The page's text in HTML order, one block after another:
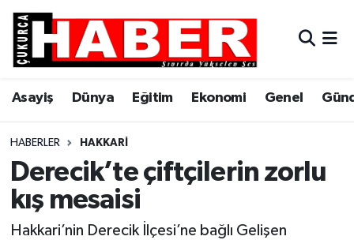
Asayiş Dünya Eğitim Ekonomi Genel
HABERLER HAKKARI
Derecik’te çiftçilerin zorlu
kış mesaisi
Hakkari’nin Derecik İlçesi’ne bağlı Gelişen
Asayiş
Dünya
Eğitim
Ekonomi
Hava Durumu
Trafik Durumu
Süper Lig Puan Durumu ve Fikstür
Tüm Manşetler
Son Dakika Haberleri